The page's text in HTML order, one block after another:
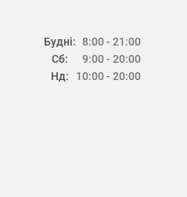
Будні:
Сб:
Нд:
8:00 - 21:00
9:00 - 20:00
10:00 - 20:00